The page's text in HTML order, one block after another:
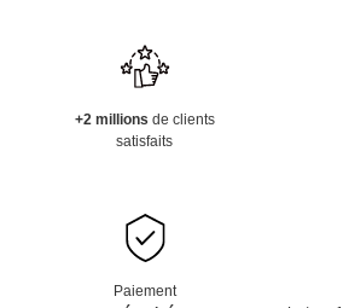
+2 millions de clients
satisfaits
Paiement